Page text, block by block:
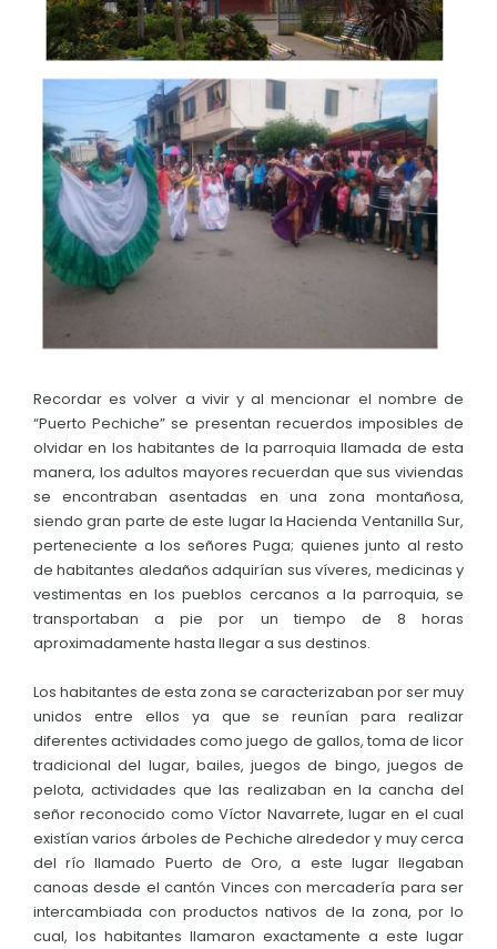
Convocatorias
GESTIÓN ADMINISTRATIVA
Plan de desarrollo y Ordenamiento Territorial -
Plan Anual Contratación - PAC
Plan Operativo Anual - POA
Convenios Institucionales
PRESUPUESTO: EJECUCIÓN Y REPORTES
Ejecución Presupuestaria
Obras y proyectos
Recordar es volver a vivir y al mencionar el nombre de
“Puerto Pechiche” se presentan recuerdos imposibles de
olvidar en los habitantes de la parroquia llamada de esta
manera, los adultos mayores recuerdan que sus viviendas
se encontraban asentadas en una zona montañosa,
siendo gran parte de este lugar la Hacienda Ventanilla Sur,
perteneciente a los señores Puga; quienes junto al resto
de habitantes aledaños adquirían sus víveres, medicinas y
vestimentas en los pueblos cercanos a la parroquia, se
transportaban a pie por un tiempo de 8 horas
aproximadamente hasta llegar a sus destinos.
Los habitantes de esta zona se caracterizaban por ser muy
unidos entre ellos ya que se reunían para realizar
diferentes actividades como juego de gallos, toma de licor
tradicional del lugar, bailes, juegos de bingo, juegos de
pelota, actividades que las realizaban en la cancha del
señor reconocido como Víctor Navarrete, lugar en el cual
existían varios árboles de Pechiche alrededor y muy cerca
del río llamado Puerto de Oro, a este lugar llegaban
canoas desde el cantón Vinces con mercadería para ser
intercambiada con productos nativos de la zona, por lo
cual, los habitantes llamaron exactamente a este lugar